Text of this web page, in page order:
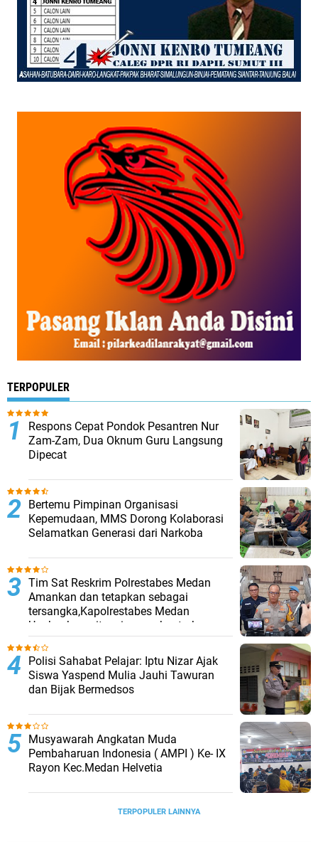
TERPOPULER
Respons Cepat Pondok Pesantren Nur
Zam-Zam, Dua Oknum Guru Langsung
Dipecat
Bertemu Pimpinan Organisasi
Kepemudaan, MMS Dorong Kolaborasi
Selamatkan Generasi dari Narkoba
Tim Sat Reskrim Polrestabes Medan
Amankan dan tetapkan sebagai
tersangka,Kapolrestabes Medan
Ungkapkan, situasi pasca bentrokan
telah kembali kondusif.
Polisi Sahabat Pelajar: Iptu Nizar Ajak
Siswa Yaspend Mulia Jauhi Tawuran
dan Bijak Bermedsos
Musyawarah Angkatan Muda
Pembaharuan Indonesia ( AMPI ) Ke- IX
Rayon Kec.Medan Helvetia
TERPOPULER LAINNYA